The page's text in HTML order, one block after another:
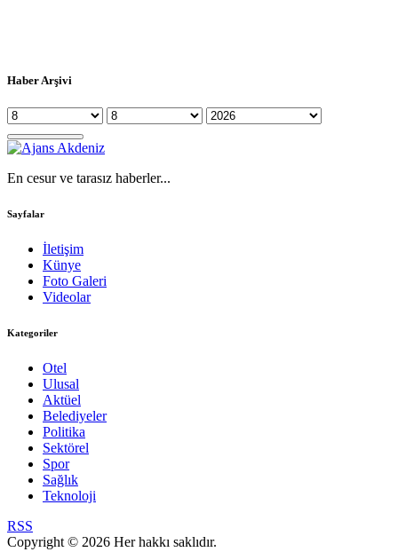
Haber Arşivi
En cesur ve tarasız haberler...
Sayfalar
İletişim
Künye
Foto Galeri
Videolar
Kategoriler
Otel
Ulusal
Aktüel
Belediyeler
Politika
Sektörel
Spor
Sağlık
Teknoloji
RSS
Copyright © 2026 Her hakkı saklıdır.